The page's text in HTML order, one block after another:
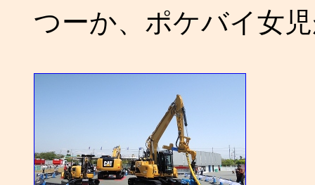
つーか、ポケバイ女